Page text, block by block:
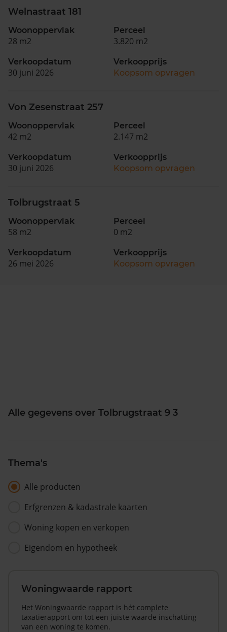
Welnastraat 181
Woonoppervlak
28 m2
Perceel
3.820 m2
Verkoopdatum
30 juni 2026
Verkoopprijs
Koopsom opvragen
Von Zesenstraat 257
Woonoppervlak
42 m2
Perceel
2.147 m2
Verkoopdatum
30 juni 2026
Verkoopprijs
Koopsom opvragen
Tolbrugstraat 5
Woonoppervlak
58 m2
Perceel
0 m2
Verkoopdatum
26 mei 2026
Verkoopprijs
Koopsom opvragen
Alle gegevens over Tolbrugstraat 9 3
Thema's
Alle producten
Erfgrenzen & kadastrale kaarten
Woning kopen en verkopen
Eigendom en hypotheek
Woningwaarde rapport
Het Woningwaarde rapport is hét complete
taxatierapport om tot een juiste waarde inschatting
van een woning te komen.